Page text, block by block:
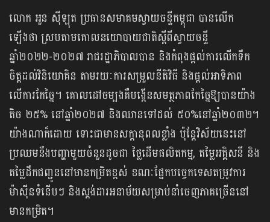
លោក អួន ស៊ីឡុត ប្រធានសមាគមស្វាយចន្ទីកម្ពុជា បានលើក
ឡើងថា ស្របតាមគោលនយោបាយជាតិស្តីពីស្វាយចន្ទី
ឆ្នាំ២០២២-២០២៧ រាជរដ្ឋាភិបាលបាន និងកំពុងផ្តល់ការលើកទឹក
ចិត្តដល់វិនិយោគិន តាមរយៈការសម្រួលនីតិវិធី និងផ្តល់អាទិភាព
លើការកែច្នៃ។ គោលដៅចម្បងគឺបង្កើនសមត្ថភាពកែច្នៃឱ្យបានយ៉ាង
តិច ២៥% នៅឆ្នាំ២០២៧ និងឈានទៅដល់ ៥០%នៅឆ្នាំ២០៣​២​។
យ៉ាងណាក៏ដោយ ទោះជាមានសក្តានុពលខ្លាំង ប៉ុន្តែវិស័យនេះនៅ
ប្រឈមនឹងបញ្ហាមួយចំនួនដូចជា ថ្លៃដើមផលិតកម្ម, តម្លៃអគ្គិសនី និង
តម្លៃដឹកជញ្ជូននៅមានកម្រិតខ្ពស់ ខណៈផ្នែកបច្ចេកទេសតម្រូវការ
ម៉ាស៊ីនទំនើបៗ និងស្តង់ដារអនាម័យសម្រាប់នាំចេញភាគច្រើននៅ
មានកម្រិត។